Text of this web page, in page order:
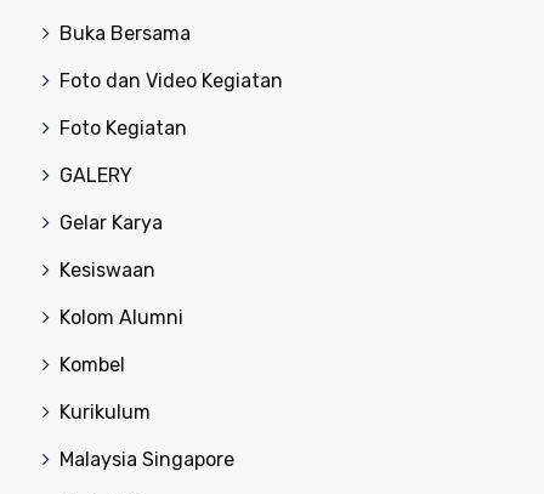
Buka Bersama
Foto dan Video Kegiatan
Foto Kegiatan
GALERY
Gelar Karya
Kesiswaan
Kolom Alumni
Kombel
Kurikulum
Malaysia Singapore